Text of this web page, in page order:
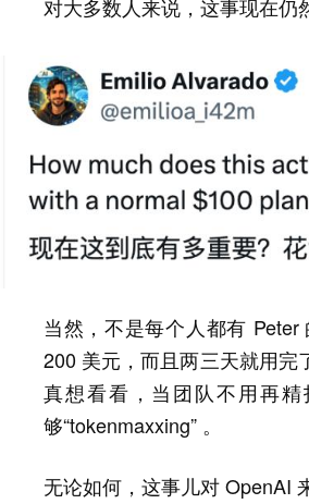
对大多数人来说，这事现在仍
当然，不是每个人都有
200 美元，而且两三天就用完
真想看看，当团队不用再
够“tokenmaxxing” 。
无论如何，这事儿对 OpenAI